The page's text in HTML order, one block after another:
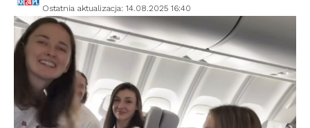
Ostatnia aktualizacja: 14.08.2025 16:40